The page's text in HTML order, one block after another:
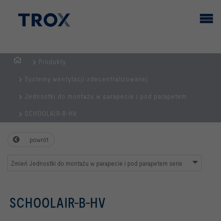
GŁÓWNA
Produkty
Systemy wentylacji zdecentralizowanej
Jednostki do montażu w parapecie i pod parapetem
SCHOOLAIR-B-HV
powrót
Zmień Jednostki do montażu w parapecie i pod parapetem serie
SCHOOLAIR-B-HV